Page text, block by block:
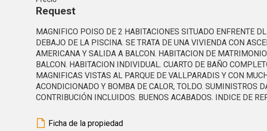
Request
MAGNIFICO POISO DE 2 HABITACIONES SITUADO ENFRENTE
DEBAJO DE LA PISCINA. SE TRATA DE UNA VIVIENDA CON
AMERICANA Y SALIDA A BALCON. HABITACION DE
BALCON. HABITACION INDIVIDUAL. CUARTO DE BAÑO
MAGNIFICAS VISTAS AL PARQUE DE VALLPARADIS Y CON
ACONDICIONADO Y BOMBA DE CALOR, TOLDO. SUMINISTROS
CONTRIBUCIÓN INCLUIDOS. BUENOS ACABADOS. INDICE DE
Ficha de la propiedad